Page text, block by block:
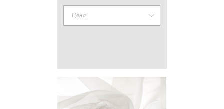
Цена